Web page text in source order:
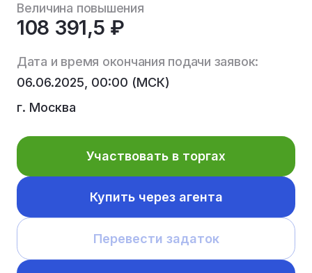
Величина повышения
108 391,5 ₽
Дата и время окончания подачи заявок:
06.06.2025, 00:00 (МСК)
г. Москва
Участвовать в торгах
Купить через агента
Перевести задаток